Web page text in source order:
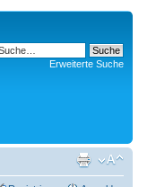
Erweiterte Suche